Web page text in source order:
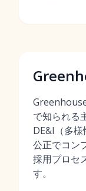
で知られる
DE&I（多様
公正でコン
採用プロセ
す。